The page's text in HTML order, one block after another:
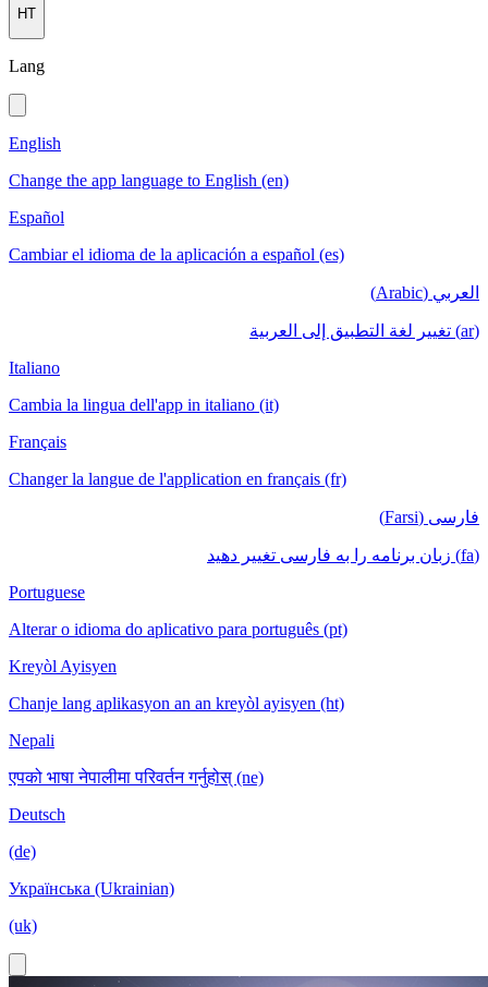
HT
Lang
English
Change the app language to English (en)
Español
Cambiar el idioma de la aplicación a español (es)
العربي (Arabic)
(ar) تغيير لغة التطبيق إلى العربية
Italiano
Cambia la lingua dell'app in italiano (it)
Français
Changer la langue de l'application en français (fr)
فارسی (Farsi)
(fa) زبان برنامه را به فارسی تغییر دهید
Portuguese
Alterar o idioma do aplicativo para português (pt)
Kreyòl Ayisyen
Chanje lang aplikasyon an an kreyòl ayisyen (ht)
Nepali
एपको भाषा नेपालीमा परिवर्तन गर्नुहोस् (ne)
Deutsch
(de)
Українська (Ukrainian)
(uk)